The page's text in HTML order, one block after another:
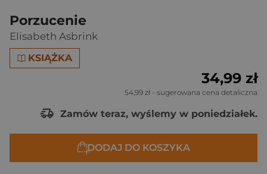
Porzucenie
Elisabeth Asbrink
KSIĄŻKA
34,99 zł
54,99 zł - sugerowana cena detaliczna
Zamów teraz, wyślemy w poniedziałek.
DODAJ DO KOSZYKA